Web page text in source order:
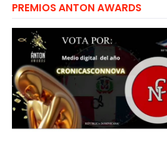
PREMIOS ANTON AWARDS